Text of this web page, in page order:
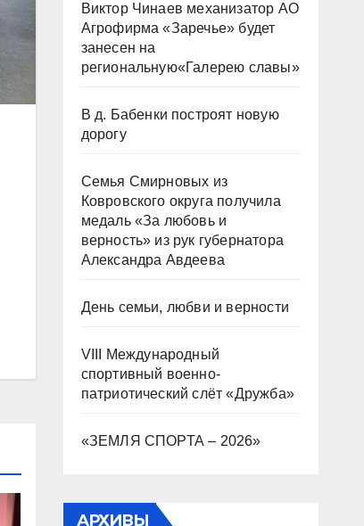
Виктор Чинаев механизатор АО
Агрофирма «Заречье» будет
занесен на
региональную«Галерею славы»
В д. Бабенки построят новую
дорогу
Семья Смирновых из
Ковровского округа получила
медаль «За любовь и
верность» из рук губернатора
Александра Авдеева
День семьи, любви и верности
VIII Международный
спортивный военно-
патриотический слёт «Дружба»
«ЗЕМЛЯ СПОРТА – 2026»
АРХИВЫ